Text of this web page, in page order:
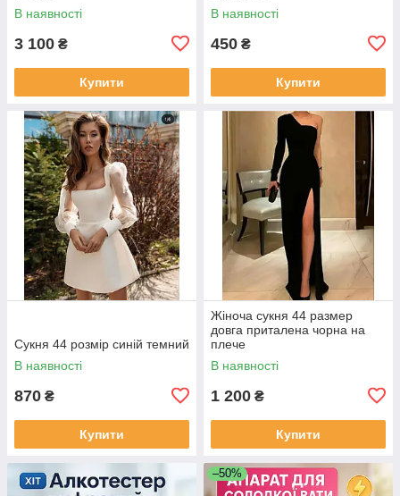
В наявності
3 100 ₴
Купити
В наявності
450 ₴
Купити
Сукня 44 розмір синій темний
В наявності
870 ₴
Купити
Жіноча сукня 44 размер
довга приталена чорна на
плече
В наявності
1 200 ₴
Купити
–50%